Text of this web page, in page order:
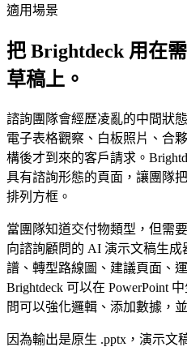
適用場景
把 Brightdeck 用在
草稿上。
諮詢團隊會經歷凌亂的中間狀
電子表格觀察、白板照片、合
構後才到來的客戶請求。
具有諮詢形態的頁面，讓團隊
排列方框。
當團隊知道交付物類型，但需
向諮詢顧問的 AI 演示文稿生成
譜、轉型路線圖、建議頁面、
Brightdeck 可以在 PowerPoint
問可以強化邏輯、添加數據，
因為輸出是原生 .pptx，演示文